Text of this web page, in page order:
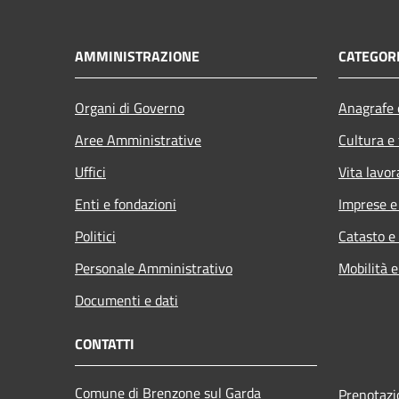
AMMINISTRAZIONE
Organi di Governo
Aree Amministrative
Uffici
Enti e fondazioni
Politici
Personale Amministrativo
Documenti e dati
Cultura
Vita
Imprese
Catasto
Mobilità
CONTATTI
Comune di Brenzone sul Garda